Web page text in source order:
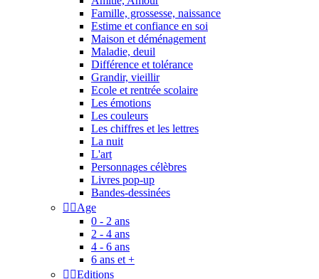
Famille, grossesse, naissance
Estime et confiance en soi
Maison et déménagement
Maladie, deuil
Différence et tolérance
Grandir, vieillir
Ecole et rentrée scolaire
Les émotions
Les couleurs
Les chiffres et les lettres
La nuit
L'art
Personnages célèbres
Livres pop-up
Bandes-dessinées
 Age
0 - 2 ans
2 - 4 ans
4 - 6 ans
6 ans et +
 Editions